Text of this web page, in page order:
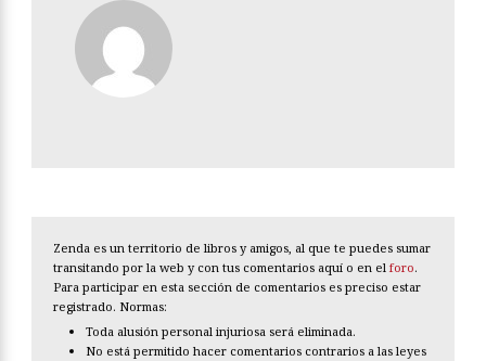
Zenda es un territorio de libros y amigos, al que te puedes sumar
transitando por la web y con tus comentarios aquí o en el foro.
Para participar en esta sección de comentarios es preciso estar
registrado. Normas:
Toda alusión personal injuriosa será eliminada.
No está permitido hacer comentarios contrarios a las leyes